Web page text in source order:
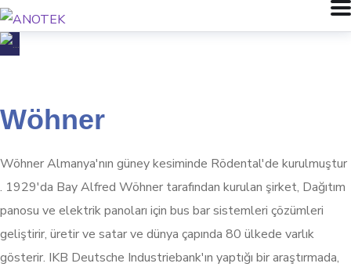
Wöhner
Wöhner Almanya'nın güney kesiminde Rödental'de kurulmuştur
. 1929'da Bay Alfred Wöhner tarafından kurulan şirket, Dağıtım
panosu ve elektrik panoları için bus bar sistemleri çözümleri
geliştirir, üretir ve satar ve dünya çapında 80 ülkede varlık
gösterir. IKB Deutsche Industriebank'ın yaptığı bir araştırmada,